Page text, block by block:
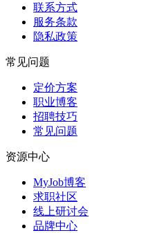
联系方式
服务条款
隐私政策
常见问题
定价方案
职业博客
招聘技巧
常见问题
资源中心
MyJob博客
求职社区
线上研讨会
品牌中心